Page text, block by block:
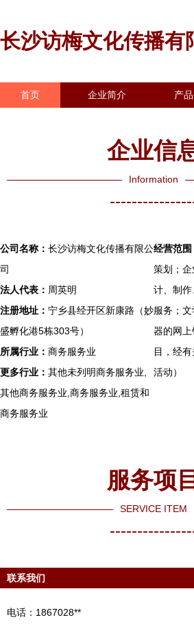
长沙访梅文化传播有
首页 企业简介 产
企业信
Information
公司名称： 长沙访梅文化传播有限公
司
法人代表： 周英明
注册地址： 宁乡县经开区新康路（妙
盛孵化港5栋303号）
所属行业： 商务服务业
更多行业： 其他未列明商务服务业,
其他商务服务业,商务服务业,租赁和
商务服务业
经营范围
策划；
计、制
服务；
器的网
目，经
活动）
服务项目
SERVICE ITEM
联系我们
电话：1867028**